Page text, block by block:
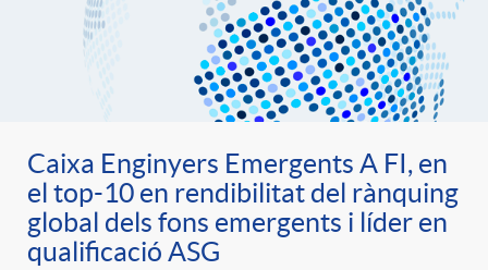
a
s
o
C
u
t
Caixa Enginyers Emergents A FI, en
el top-10 en rendibilitat del rànquing
global dels fons emergents i líder en
qualificació ASG